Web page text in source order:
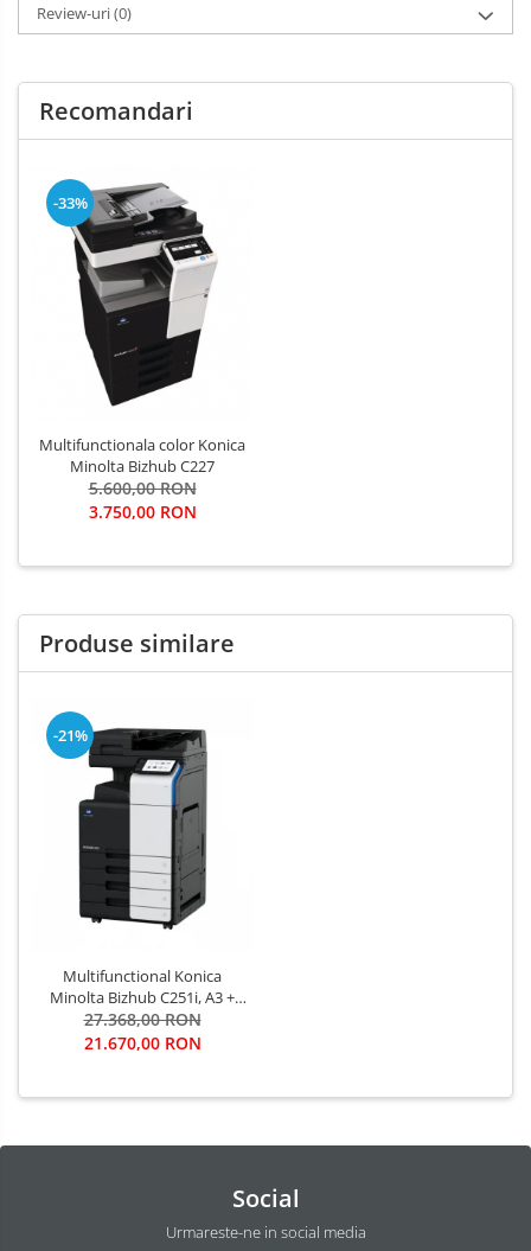
Review-uri(0)
Recomandari
-33%
Multifunctionala color Konica
Minolta Bizhub C227
5.600,00 RON
3.750,00 RON
Produse similare
-21%
Multifunctional Konica
Minolta Bizhub C251i, A3 +
Alimentator Documente
RADF + Stand Mobil + Set
27.368,00 RON
21.670,00 RON
Social
Urmareste-ne in social media